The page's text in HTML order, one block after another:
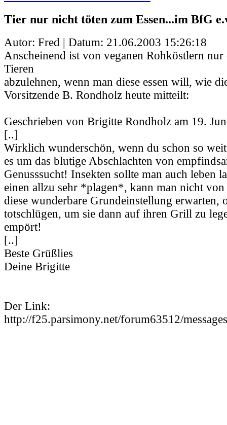
Tier nur nicht töten zum Essen...im BfG
Autor: Fred | Datum: 21.06.2003 15:26:18
Anscheinend ist von veganen Rohköstlern nur
Tieren
abzulehnen, wenn man diese essen will, wie
Vorsitzende B. Rondholz heute mitteilt:
Geschrieben von Brigitte Rondholz am 19.
[..]
Wirklich wunderschön, wenn du schon so
es um das blutige Abschlachten von
Genusssucht! Insekten sollte man auch leben
einen allzu sehr *plagen*, kann man nicht von
diese wunderbare Grundeinstellung erwarten,
totschlügen, um sie dann auf ihren Grill zu
empört!
[..]
Beste Grüßlies
Deine Brigitte
Der Link:
http://f25.parsimony.net/forum63512/